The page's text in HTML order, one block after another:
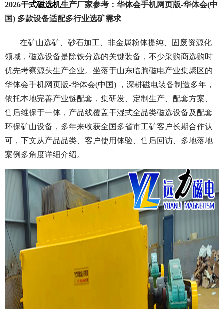
2026干式磁选机生产厂家参考：华体会手机网页版-华体会(中
国) 多款设备适配多行业选矿需求
在矿山选矿、砂石加工、非金属粉体提纯、固废资源化
领域，磁选设备是除铁分选的关键装备，不少采购商选购时
优先考察源头生产企业。坐落于山东临朐磁电产业集聚区的
华体会手机网页版-华体会(中国) ，深耕磁电装备制造多年，
依托本地完善产业链配套，集研发、定制生产、配套方案、
售后维保于一体，产品线覆盖干湿式全品类磁选设备及配套
环保矿山设备，多年来收获全国多省市工矿客户长期合作认
可，下文从产品品类、客户使用体验、售后回访、多地落地
案例多角度详细介绍。